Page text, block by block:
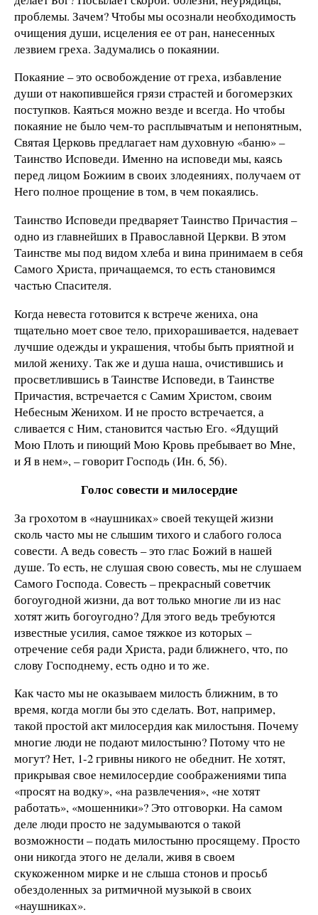
проблемы. Зачем? Чтобы мы осознали необходимость
очищения души, исцеления ее от ран, нанесенных
лезвием греха. Задумались о покаянии.
Покаяние – это освобождение от греха, избавление
души от накопившейся грязи страстей и богомерзких
поступков. Каяться можно везде и всегда. Но чтобы
покаяние не было чем-то расплывчатым и непонятным,
Святая Церковь предлагает нам духовную «баню» –
Таинство Исповеди. Именно на исповеди мы, каясь
перед лицом Божиим в своих злодеяниях, получаем от
Него полное прощение в том, в чем покаялись.
Таинство Исповеди предваряет Таинство Причастия –
одно из главнейших в Православной Церкви. В этом
Таинстве мы под видом хлеба и вина принимаем в себя
Самого Христа, причащаемся, то есть становимся
частью Спасителя.
Когда невеста готовится к встрече жениха, она
тщательно моет свое тело, прихорашивается, надевает
лучшие одежды и украшения, чтобы быть приятной и
милой жениху. Так же и душа наша, очистившись и
просветлившись в Таинстве Исповеди, в Таинстве
Причастия, встречается с Самим Христом, своим
Небесным Женихом. И не просто встречается, а
сливается с Ним, становится частью Его. «Ядущий
Мою Плоть и пиющий Мою Кровь пребывает во Мне,
и Я в нем», – говорит Господь (Ин. 6, 56).
Голос совести и милосердие
За грохотом в «наушниках» своей текущей жизни
сколь часто мы не слышим тихого и слабого голоса
совести. А ведь совесть – это глас Божий в нашей
душе. То есть, не слушая свою совесть, мы не слушаем
Самого Господа. Совесть – прекрасный советчик
богоугодной жизни, да вот только многие ли из нас
хотят жить богоугодно? Для этого ведь требуются
известные усилия, самое тяжкое из которых –
отречение себя ради Христа, ради ближнего, что, по
слову Господнему, есть одно и то же.
Как часто мы не оказываем милость ближним, в то
время, когда могли бы это сделать. Вот, например,
такой простой акт милосердия как милостыня. Почему
многие люди не подают милостыню? Потому что не
могут? Нет, 1-2 гривны никого не обеднит. Не хотят,
прикрывая свое немилосердие соображениями типа
«просят на водку», «на развлечения», «не хотят
работать», «мошенники»? Это отговорки. На самом
деле люди просто не задумываются о такой
возможности – подать милостыню просящему. Просто
они никогда этого не делали, живя в своем
скукоженном мирке и не слыша стонов и просьб
обездоленных за ритмичной музыкой в своих
«наушниках».